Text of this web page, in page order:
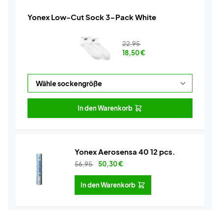
Yonex Low-Cut Sock 3-Pack White
22,95
18,50€
In den Warenkorb
Yonex Aerosensa 40 12 pcs.
56,95 50,30€
In den Warenkorb